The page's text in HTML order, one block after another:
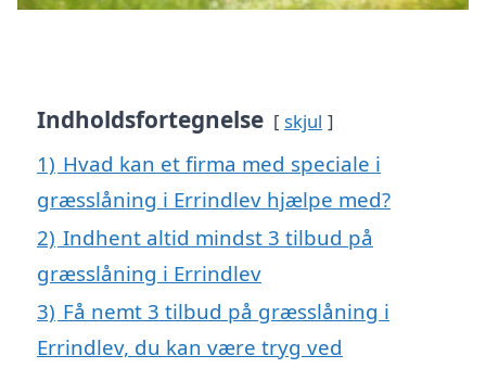
Indholdsfortegnelse skjul
1) Hvad kan et firma med speciale i
græsslåning i Errindlev hjælpe med?
2) Indhent altid mindst 3 tilbud på
græsslåning i Errindlev
3) Få nemt 3 tilbud på græsslåning i
Errindlev, du kan være tryg ved